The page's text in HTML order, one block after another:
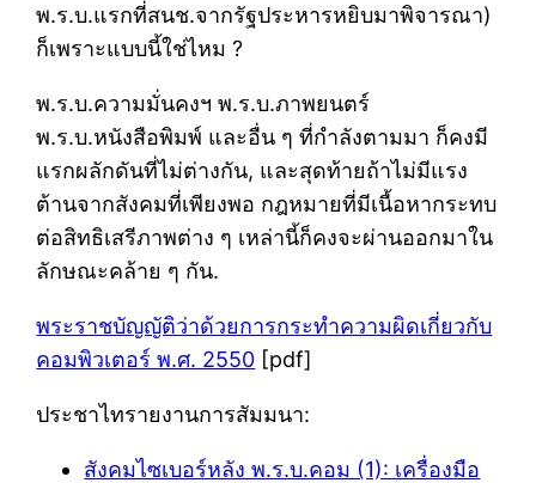
พ.ร.บ.แรกที่สนช.จากรัฐประหารหยิบมาพิจารณา)
ก็เพราะแบบนี้ใช่ไหม ?
พ.ร.บ.ความมั่นคงฯ พ.ร.บ.ภาพยนตร์
พ.ร.บ.หนังสือพิมพ์ และอื่น ๆ ที่กำลังตามมา ก็คงมี
แรกผลักดันที่ไม่ต่างกัน, และสุดท้ายถ้าไม่มีแรง
ต้านจากสังคมที่เพียงพอ กฎหมายที่มีเนื้อหากระทบ
ต่อสิทธิเสรีภาพต่าง ๆ เหล่านี้ก็คงจะผ่านออกมาใน
ลักษณะคล้าย ๆ กัน.
พระราชบัญญัติว่าด้วยการกระทำความผิดเกี่ยวกับ
คอมพิวเตอร์ พ.ศ. 2550 [pdf]
ประชาไทรายงานการสัมมนา:
สังคมไซเบอร์หลัง พ.ร.บ.คอม (1): เครื่องมือ